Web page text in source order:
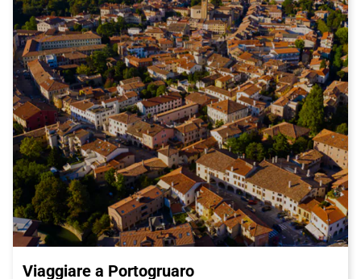
puoi visitare Latisana senza assaggiare questo delizioso piatto,
magari accompagnato da un bicchiere di vino dell'area.
Se sei un appassionato di storia e cultura, ti consiglio di visitare
il Museo Archeologico e della Città di Latisana. Questo museo
ospita una vasta collezione di reperti archeologici che
raccontano la storia millenaria della città. Da antiche monete
romane a manufatti medievali, il museo offre una panoramica
completa della ricca eredità di Latisana.
In conclusione, Latisana è una destinazione meravigliosa per
un viaggio pieno di scoperte culturali e gustose esperienze
gastronomiche. E cosa c'è di meglio che raggiungere questa
città in treno Italo, godendo del massimo comfort e
dell'efficienza di un viaggio in treno? Prendi il tuo biglietto Italo e
preparati a vivere un'indimenticabile esperienza a Latisana.
Viaggiare a Portogruaro